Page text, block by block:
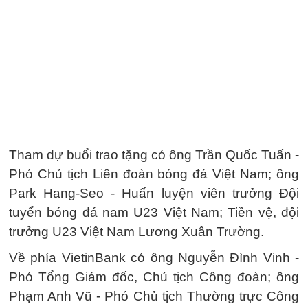
Tham dự buổi trao tặng có ông Trần Quốc Tuấn -
Phó Chủ tịch Liên đoàn bóng đá Việt Nam; ông
Park Hang-Seo - Huấn luyện viên trưởng Đội
tuyển bóng đá nam U23 Việt Nam; Tiền vệ, đội
trưởng U23 Việt Nam Lương Xuân Trường.
Về phía VietinBank có ông Nguyễn Đình Vinh -
Phó Tổng Giám đốc, Chủ tịch Công đoàn; ông
Phạm Anh Vũ - Phó Chủ tịch Thường trực Công